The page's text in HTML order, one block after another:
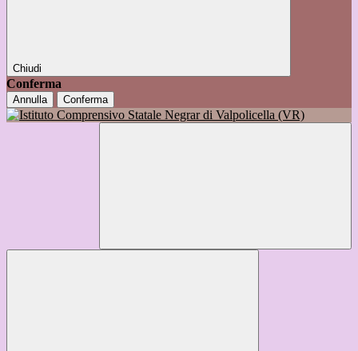
Chiudi
Conferma
Annulla Conferma